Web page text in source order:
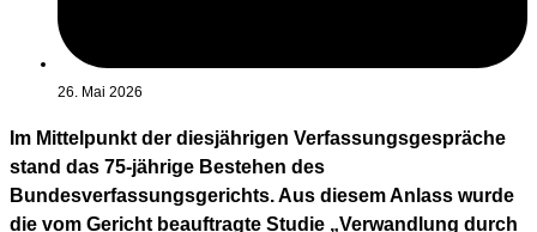
26. Mai 2026
Im Mittelpunkt der diesjährigen Verfassungsgespräche
stand das 75-jährige Bestehen des
Bundesverfassungsgerichts. Aus diesem Anlass wurde
die vom Gericht beauftragte Studie „Verwandlung durch